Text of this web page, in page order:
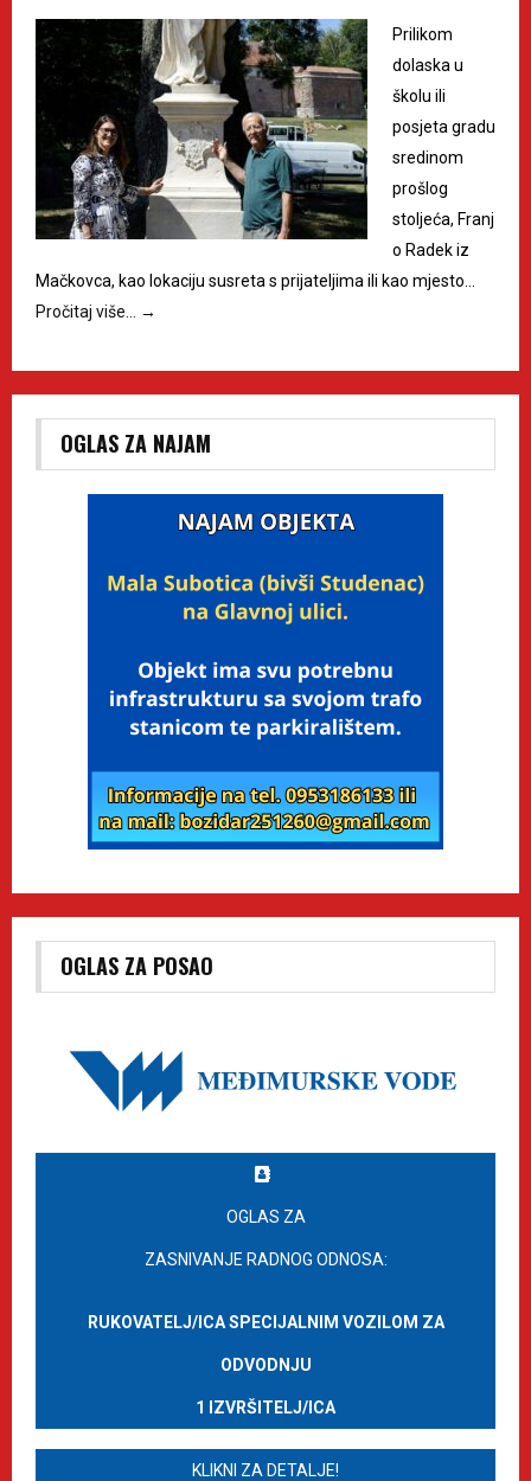
Prilikom
dolaska u
školu ili
posjeta gradu
sredinom
prošlog
stoljeća, Franj
o Radek iz
Mačkovca, kao lokaciju susreta s prijateljima ili kao mjesto…
Pročitaj više…
→
OGLAS ZA NAJAM
OGLAS ZA POSAO
OGLAS ZA
ZASNIVANJE RADNOG ODNOSA:
RUKOVATELJ/ICA SPECIJALNIM VOZILOM ZA
ODVODNJU
1 IZVRŠITELJ/ICA
KLIKNI ZA DETALJE!